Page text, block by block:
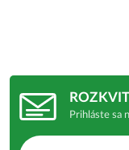
Prihláste sa